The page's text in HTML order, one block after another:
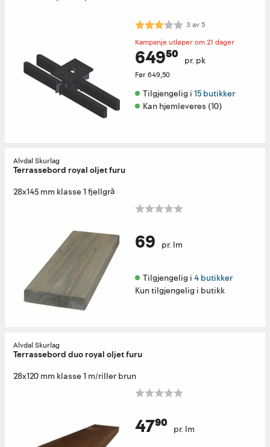
Karakter: 3.0 av 5 mulige
3 av5
Kampanje utløper om 21 dager
649⁵⁰ pr. pk
Før649,50
Tilgjengelig i 15 butikker
Kan hjemleveres (10)
Alvdal Skurlag
Terrassebord royal oljet furu
28x145 mm klasse 1 fjellgrå
69 pr. lm
Tilgjengelig i 4 butikker
Kun tilgjengelig i butikk
Alvdal Skurlag
Terrassebord duo royal oljet furu
28x120 mm klasse 1 m/riller brun
47⁹⁰ pr. lm